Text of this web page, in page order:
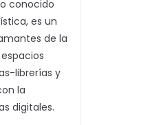
conocido
es un
de la
librerías y
la
digitales.